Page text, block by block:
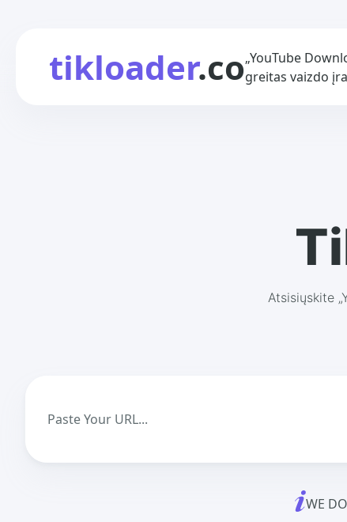
tikloader.co„YouTube
greitas vaizdo
Atsisiųskite
WE